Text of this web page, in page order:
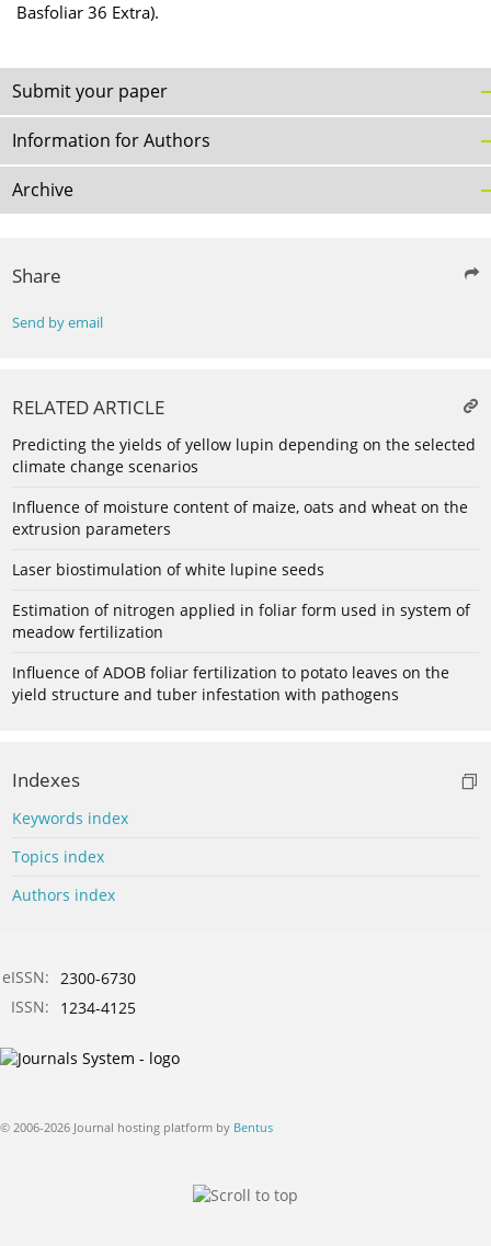
Basfoliar 36 Extra).
Submit your paper
Information for Authors
Archive
Share
Send by email
RELATED ARTICLE
Predicting the yields of yellow lupin depending on the selected
climate change scenarios
Influence of moisture content of maize, oats and wheat on the
extrusion parameters
Laser biostimulation of white lupine seeds
Estimation of nitrogen applied in foliar form used in system of
meadow fertilization
Influence of ADOB foliar fertilization to potato leaves on the
yield structure and tuber infestation with pathogens
Indexes
Keywords index
Topics index
Authors index
eISSN: 2300-6730
ISSN:
1234-4125
© 2006-2026 Journal hosting platform by Bentus